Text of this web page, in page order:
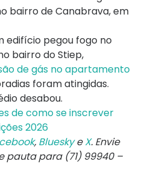
bairro de Canabrava, em
edifício pegou fogo no
bairro do Stiep,
de gás no apartamento
foram atingidas.
desabou.
de como se inscrever
2026
, BlueskyeX. Envie
pauta para (71) 99940 –